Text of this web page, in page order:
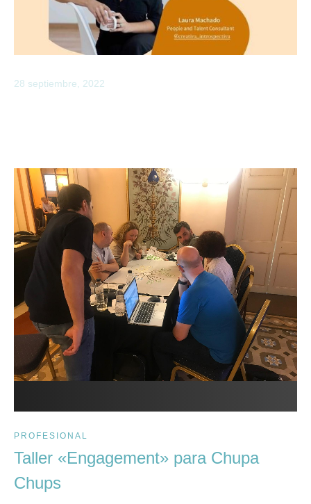
28 septiembre, 2022
PROFESIONAL
Taller «Engagement» para Chupa
Chups